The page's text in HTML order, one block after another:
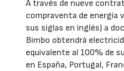
A través de nueve
compraventa de energía
sus siglas en inglés) a
Bimbo obtendrá
equivalente al 100% de
en España, Portugal,